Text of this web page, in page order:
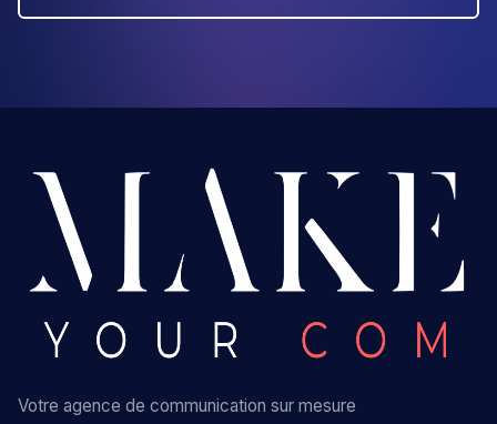
Votre agence de communication sur mesure